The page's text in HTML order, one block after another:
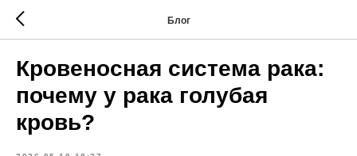
Блог
Кровеносная система рака:
почему у рака голубая
кровь?